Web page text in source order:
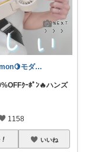
K.lemon🍋モダン+家事楽+🐶
ｸｰﾎﾟﾝ🔥ハンズ
1158
いいね